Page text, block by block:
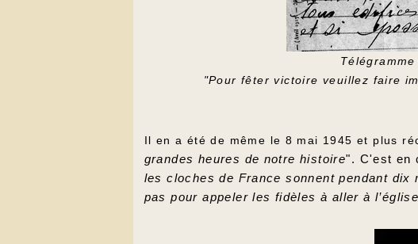
"Pour fêter victoire veuillez faire
Il en a été de même le 8 mai 1945 et plus
grandes heures de notre histoire". C'est en
les cloches de France sonnent pendant dix
pas pour appeler les fidèles à aller à